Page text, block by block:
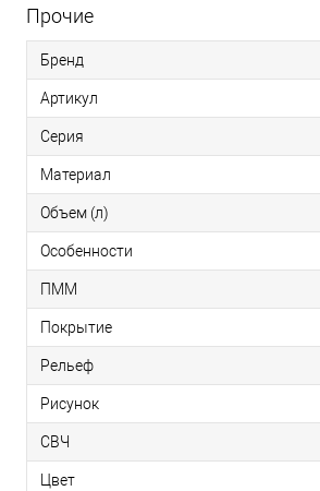
Прочие
Бренд
Артикул
Серия
Материал
Объем (л)
Особенности
ПММ
Покрытие
Рельеф
Рисунок
СВЧ
Цвет